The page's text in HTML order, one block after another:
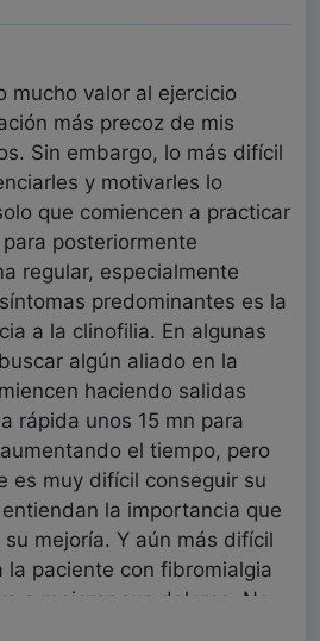
mucho valor al ejercicio
más precoz de mis
Sin embargo, lo más difícil
y motivarles lo
que comiencen a practicar
posteriormente
regular, especialmente
predominantes es la
a la clinofilia. En algunas
algún aliado en la
haciendo salidas
rápida unos 15 mn para
el tiempo, pero
es muy difícil conseguir su
la importancia que
mejoría. Y aún más difícil
la paciente con fibromialgia
a mejorar sus dolores. No